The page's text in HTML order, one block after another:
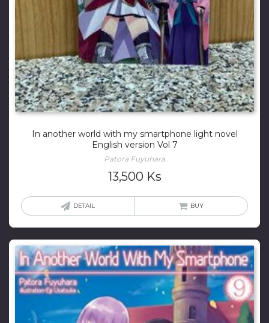
In another world with my smartphone light novel
English version Vol 7
Patora Fuyuhara
13,500 Ks
DETAIL BUY